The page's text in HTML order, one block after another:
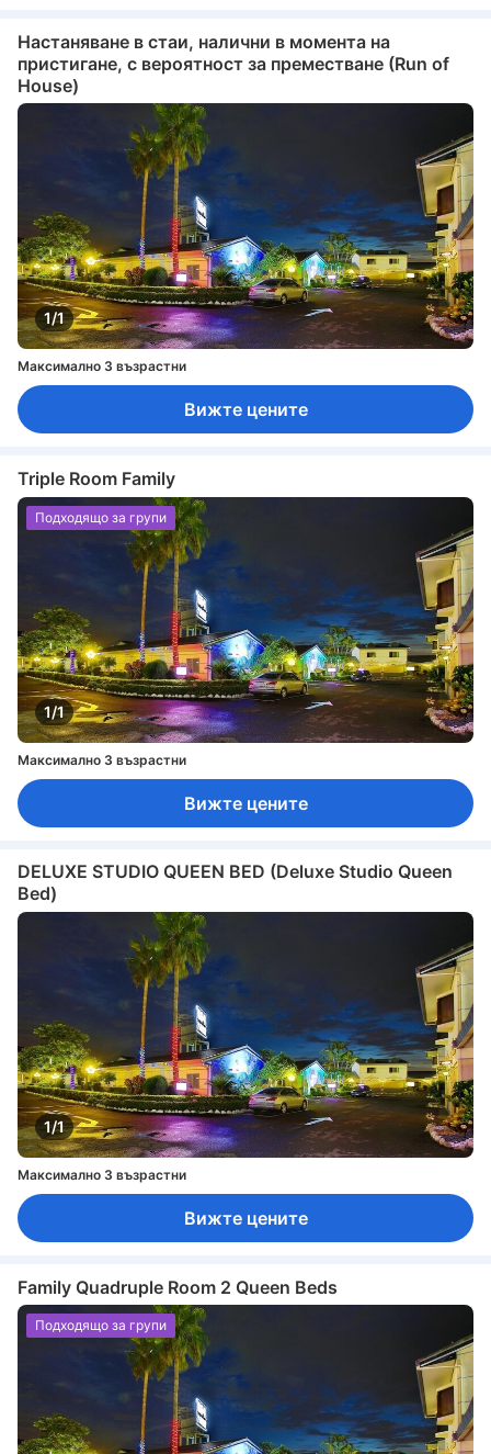
Настаняване в стаи, налични в момента на
пристигане, с вероятност за преместване (Run of
House)
1/1
Максимално 3 възрастни
Вижте цените
Triple Room Family
1/1
Подходящо за групи
Максимално 3 възрастни
Вижте цените
DELUXE STUDIO QUEEN BED (Deluxe Studio Queen
Bed)
1/1
Максимално 3 възрастни
Вижте цените
Family Quadruple Room 2 Queen Beds
Подходящо за групи